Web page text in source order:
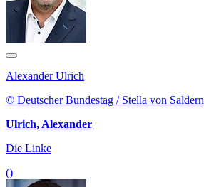
Alexander Ulrich
© Deutscher Bundestag / Stella von Saldern
Ulrich, Alexander
Die Linke
()